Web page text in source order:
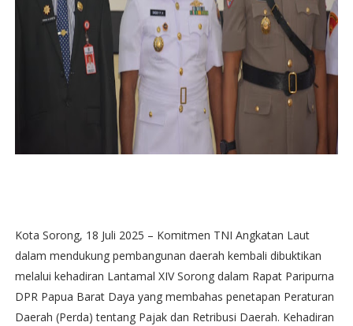
Kota Sorong, 18 Juli 2025 – Komitmen TNI Angkatan Laut
dalam mendukung pembangunan daerah kembali dibuktikan
melalui kehadiran Lantamal XIV Sorong dalam Rapat Paripurna
DPR Papua Barat Daya yang membahas penetapan Peraturan
Daerah (Perda) tentang Pajak dan Retribusi Daerah. Kehadiran